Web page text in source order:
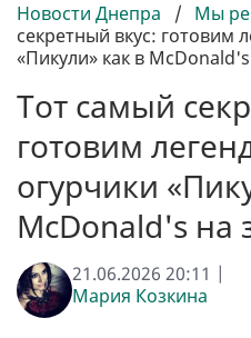
Новости Днепра / Мы
секретный вкус: готовим
«Пикули» как в
Тот самый
готовим
огурчики
McDonald's на
21.06.2026 20:11 |
Мария Козкина